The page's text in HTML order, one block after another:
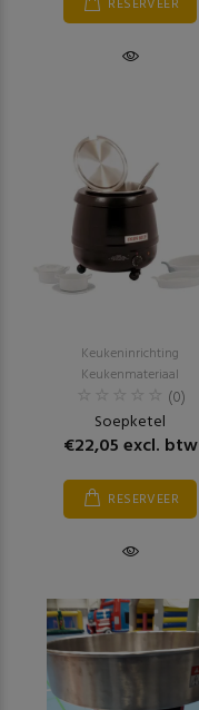
RESERVEER
Keukeninrichting
Keukenmateriaal
(0)
Soepketel
€22,05 excl. btw
RESERVEER